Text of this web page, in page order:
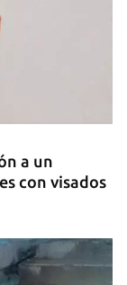
a un
con visados